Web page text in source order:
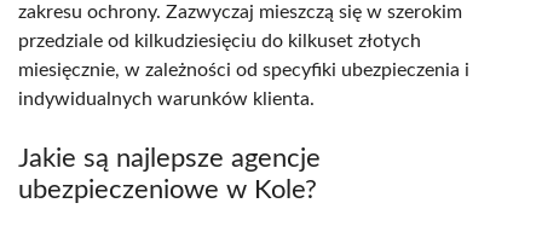
zakresu ochrony. Zazwyczaj mieszczą się w szerokim
przedziale od kilkudziesięciu do kilkuset złotych
miesięcznie, w zależności od specyfiki ubezpieczenia i
indywidualnych warunków klienta.
Jakie są najlepsze agencje
ubezpieczeniowe w Kole?